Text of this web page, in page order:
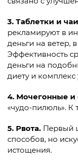
3. Таблетки и
рекламируют в
деньги на ветер,
Эффективность
деньги на
диету и
4. Мочегонные и
«чудо-пилюль». К
5. Рвота. Первый
способов, но
истощения.